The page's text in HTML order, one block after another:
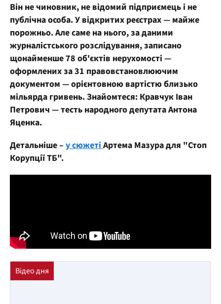
Він не чиновник, не відомий підприємець і не
публічна особа. У відкритих реєстрах — майже
порожньо. Але саме на нього, за даними
журналістського розслідування, записано
щонайменше 78 об'єктів нерухомості —
оформлених за 31 правовстановлюючим
документом — орієнтовною вартістю близько
мільярда гривень. Знайомтеся: Кравчук Іван
Петрович — тесть народного депутата Антона
Яценка.
Детальніше – у сюжеті Артема Мазура для "Стоп
Корупції ТБ".